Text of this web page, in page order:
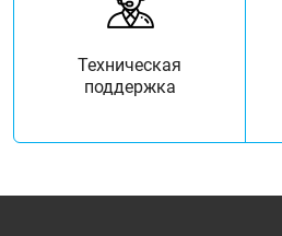
Техническая
поддержка